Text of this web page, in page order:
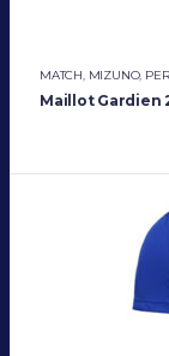
MATCH, MIZUNO,
Maillot Gardien